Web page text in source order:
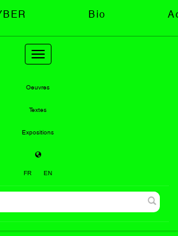
Bio
Toggle
navigation
Oeuvres
Textes
Expositions
FR EN